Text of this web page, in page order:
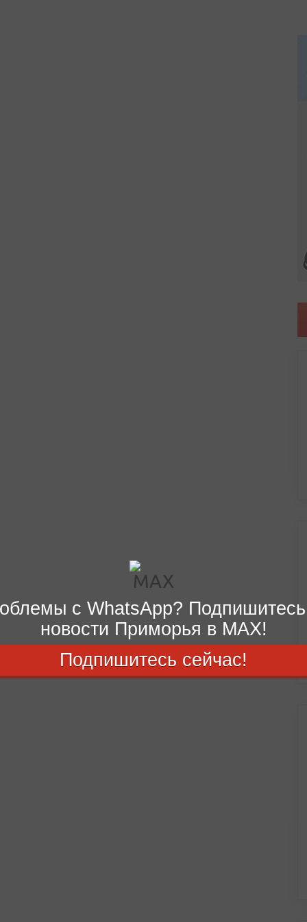
с WhatsApp?
новости Приморья в MAX!
Подпишитесь сейчас!